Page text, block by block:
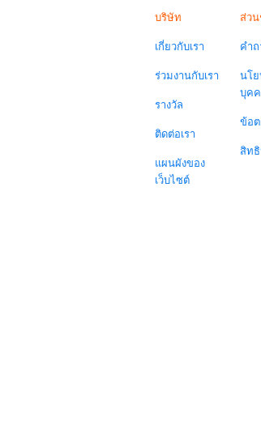
บริษัท
เกี่ยวกับเรา
ร่วมงานกับเรา
รางวัล
ติดต่อเรา
แผนผังของ
เว็บไซต์
ส่วน
คำ
นโ
บุค
ข้อต
สิท